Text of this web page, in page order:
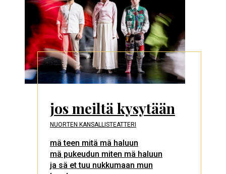
jos meiltä kysytään
NUORTEN KANSALLISTEATTERI
mä teen mitä mä haluun
mä pukeudun miten mä haluun
ja sä et tuu nukkumaan mun